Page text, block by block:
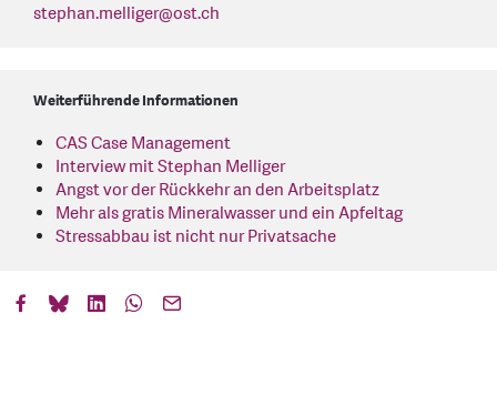
stephan.melliger@ost.ch
Weiterführende Informationen
CAS Case Management
Interview mit Stephan Melliger
Angst vor der Rückkehr an den Arbeitsplatz
Mehr als gratis Mineralwasser und ein Apfeltag
Stressabbau ist nicht nur Privatsache